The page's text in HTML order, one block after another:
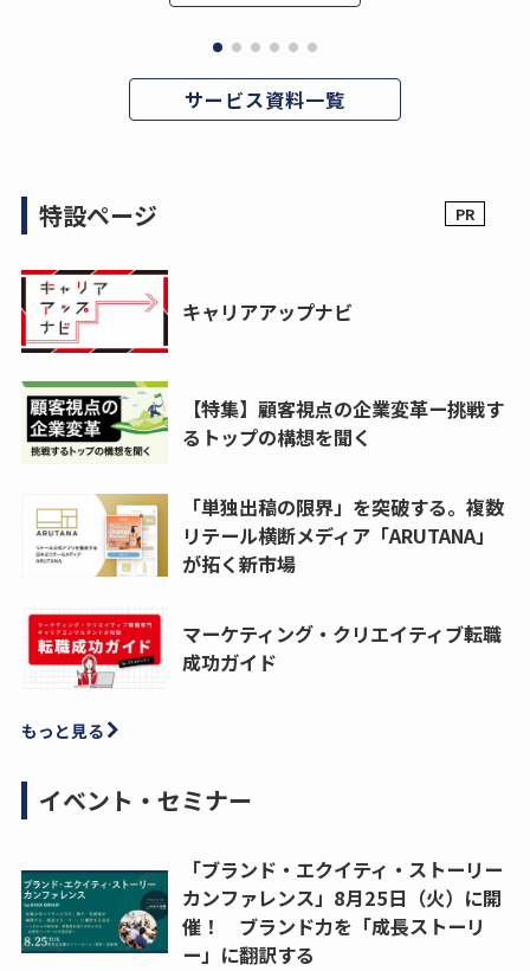
サービス資料一覧
特設ページ
キャリアアップナビ
【特集】顧客視点の企業変革ー挑戦す
るトップの構想を聞く
「単独出稿の限界」を突破する。複数
リテール横断メディア「ARUTANA」
が拓く新市場
マーケティング・クリエイティブ転職
成功ガイド
もっと見る
イベント・セミナー
「ブランド・エクイティ・ストーリー
カンファレンス」8月25日（火）に開
催！ ブランド力を「成長ストーリ
ー」に翻訳する